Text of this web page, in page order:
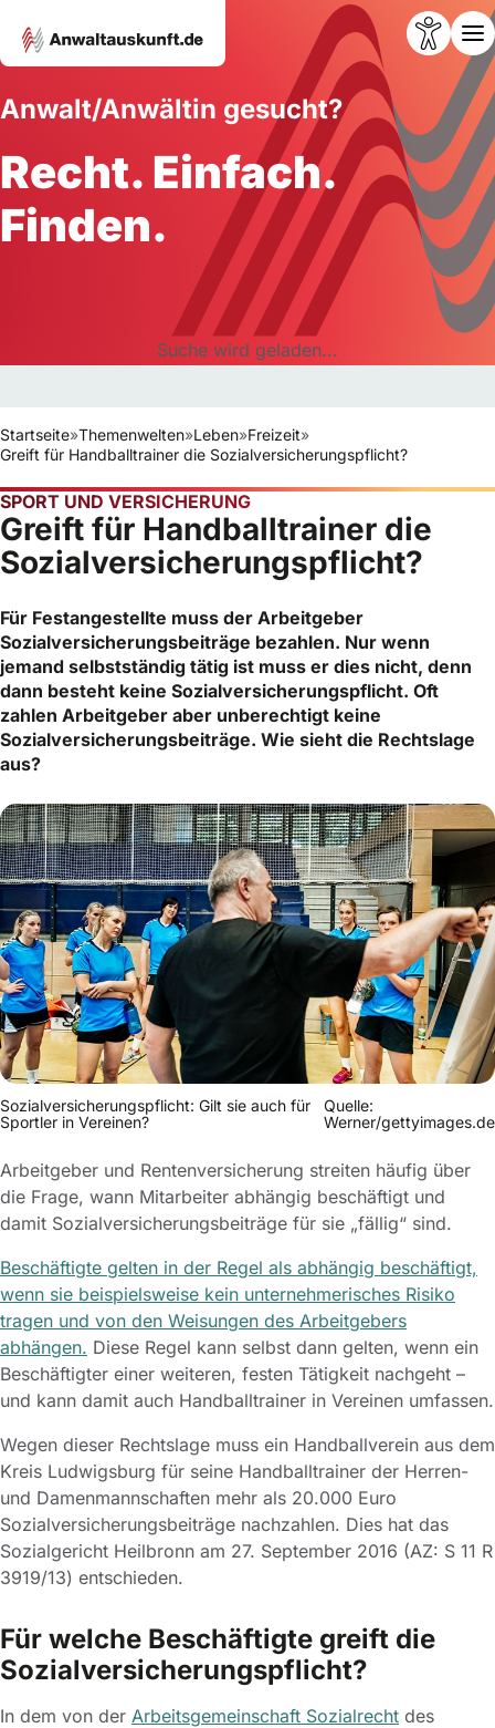
Anwalt/Anwältin gesucht?
Recht. Einfach.
Finden.
Suche wird geladen...
Startseite»Themenwelten»Leben»Freizeit»
Greift für Handballtrainer die Sozialversicherungspflicht?
SPORT UND VERSICHERUNG
Greift für Handballtrainer die
Sozialversicherungspflicht?
Für Festangestellte muss der Arbeitgeber
Sozialversicherungsbeiträge bezahlen. Nur wenn
jemand selbstständig tätig ist muss er dies nicht, denn
dann besteht keine Sozialversicherungspflicht. Oft
zahlen Arbeitgeber aber unberechtigt keine
Sozialversicherungsbeiträge. Wie sieht die Rechtslage
aus?
Sozialversicherungspflicht: Gilt sie auch für
Sportler in Vereinen?
Quelle:
Werner/gettyimages.de
Arbeitgeber und Rentenversicherung streiten häufig über
die Frage, wann Mitarbeiter abhängig beschäftigt und
damit Sozialversicherungsbeiträge für sie „fällig“ sind.
Beschäftigte gelten in der Regel als abhängig beschäftigt,
wenn sie beispielsweise kein unternehmerisches Risiko
tragen und von den Weisungen des Arbeitgebers
abhängen. Diese Regel kann selbst dann gelten, wenn ein
Beschäftigter einer weiteren, festen Tätigkeit nachgeht –
und kann damit auch Handballtrainer in Vereinen umfassen.
Wegen dieser Rechtslage muss ein Handballverein aus dem
Kreis Ludwigsburg für seine Handballtrainer der Herren-
und Damenmannschaften mehr als 20.000 Euro
Sozialversicherungsbeiträge nachzahlen. Dies hat das
Sozialgericht Heilbronn am 27. September 2016 (AZ: S 11 R
3919/13) entschieden.
Für welche Beschäftigte greift die
Sozialversicherungspflicht?
In dem von der Arbeitsgemeinschaft Sozialrecht des